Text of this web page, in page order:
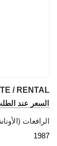
السعر عند
الرافعات
1987